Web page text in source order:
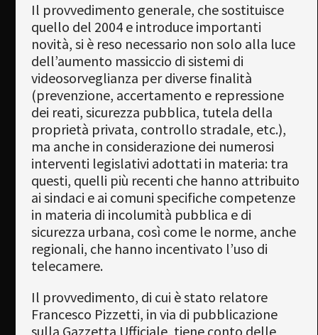
Il provvedimento generale, che sostituisce
quello del 2004 e introduce importanti
novità, si è reso necessario non solo alla luce
dell’aumento massiccio di sistemi di
videosorveglianza per diverse finalità
(prevenzione, accertamento e repressione
dei reati, sicurezza pubblica, tutela della
proprietà privata, controllo stradale, etc.),
ma anche in considerazione dei numerosi
interventi legislativi adottati in materia: tra
questi, quelli più recenti che hanno attribuito
ai sindaci e ai comuni specifiche competenze
in materia di incolumità pubblica e di
sicurezza urbana, così come le norme, anche
regionali, che hanno incentivato l’uso di
telecamere.
Il provvedimento, di cui è stato relatore
Francesco Pizzetti, in via di pubblicazione
sulla Gazzetta Ufficiale, tiene conto delle